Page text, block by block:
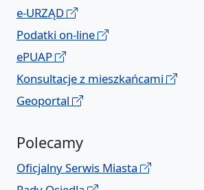
e-URZĄD
Podatki on-line
ePUAP
Konsultacje z mieszkańcami
Geoportal
Polecamy
Oficjalny Serwis Miasta